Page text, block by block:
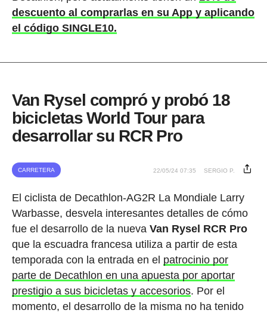
descuento al comprarlas en su App y aplicando
el código SINGLE10.
Van Rysel compró y probó 18
bicicletas World Tour para
desarrollar su RCR Pro
CARRETERA 22/05/24 07:35 SERGIO P.
El ciclista de Decathlon-AG2R La Mondiale Larry
Warbasse, desvela interesantes detalles de cómo
fue el desarrollo de la nueva Van Rysel RCR Pro
que la escuadra francesa utiliza a partir de esta
temporada con la entrada en el patrocinio por
parte de Decathlon en una apuesta por aportar
prestigio a sus bicicletas y accesorios. Por el
momento, el desarrollo de la misma no ha tenido